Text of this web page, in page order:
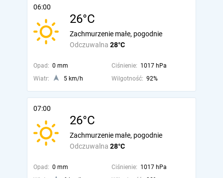
06:00
26°C
Odczuwalna 28°C
Zachmurzenie małe, pogodnie
Opad: 0 mm Ciśnienie: 1017 hPa
Wiatr:
5 km/h Wilgotność: 92%
07:00
26°C
Odczuwalna 28°C
Zachmurzenie małe, pogodnie
Opad: 0 mm Ciśnienie: 1017 hPa